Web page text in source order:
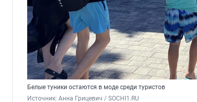
Белые туники остаются в моде среди туристов
Источник: Анна Грицевич / SOCHI1.RU